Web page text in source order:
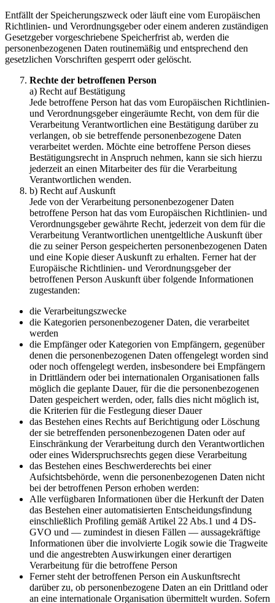
Entfällt der Speicherungszweck oder läuft eine vom Europäischen
Richtlinien- und Verordnungsgeber oder einem anderen zuständigen
Gesetzgeber vorgeschriebene Speicherfrist ab, werden die
personenbezogenen Daten routinemäßig und entsprechend den
gesetzlichen Vorschriften gesperrt oder gelöscht.
Rechte der betroffenen Person
a) Recht auf Bestätigung
Jede betroffene Person hat das vom Europäischen Richtlinien-
und Verordnungsgeber eingeräumte Recht, von dem für die
Verarbeitung Verantwortlichen eine Bestätigung darüber zu
verlangen, ob sie betreffende personenbezogene Daten
verarbeitet werden. Möchte eine betroffene Person dieses
Bestätigungsrecht in Anspruch nehmen, kann sie sich hierzu
jederzeit an einen Mitarbeiter des für die Verarbeitung
Verantwortlichen wenden.
b) Recht auf Auskunft
Jede von der Verarbeitung personenbezogener Daten
betroffene Person hat das vom Europäischen Richtlinien- und
Verordnungsgeber gewährte Recht, jederzeit von dem für die
Verarbeitung Verantwortlichen unentgeltliche Auskunft über
die zu seiner Person gespeicherten personenbezogenen Daten
und eine Kopie dieser Auskunft zu erhalten. Ferner hat der
Europäische Richtlinien- und Verordnungsgeber der
betroffenen Person Auskunft über folgende Informationen
zugestanden:
die Verarbeitungszwecke
die Kategorien personenbezogener Daten, die verarbeitet
werden
die Empfänger oder Kategorien von Empfängern, gegenüber
denen die personenbezogenen Daten offengelegt worden sind
oder noch offengelegt werden, insbesondere bei Empfängern
in Drittländern oder bei internationalen Organisationen falls
möglich die geplante Dauer, für die die personenbezogenen
Daten gespeichert werden, oder, falls dies nicht möglich ist,
die Kriterien für die Festlegung dieser Dauer
das Bestehen eines Rechts auf Berichtigung oder Löschung
der sie betreffenden personenbezogenen Daten oder auf
Einschränkung der Verarbeitung durch den Verantwortlichen
oder eines Widerspruchsrechts gegen diese Verarbeitung
das Bestehen eines Beschwerderechts bei einer
Aufsichtsbehörde, wenn die personenbezogenen Daten nicht
bei der betroffenen Person erhoben werden:
Alle verfügbaren Informationen über die Herkunft der Daten
das Bestehen einer automatisierten Entscheidungsfindung
einschließlich Profiling gemäß Artikel 22 Abs.1 und 4 DS-
GVO und — zumindest in diesen Fällen — aussagekräftige
Informationen über die involvierte Logik sowie die Tragweite
und die angestrebten Auswirkungen einer derartigen
Verarbeitung für die betroffene Person
Ferner steht der betroffenen Person ein Auskunftsrecht
darüber zu, ob personenbezogene Daten an ein Drittland oder
an eine internationale Organisation übermittelt wurden. Sofern